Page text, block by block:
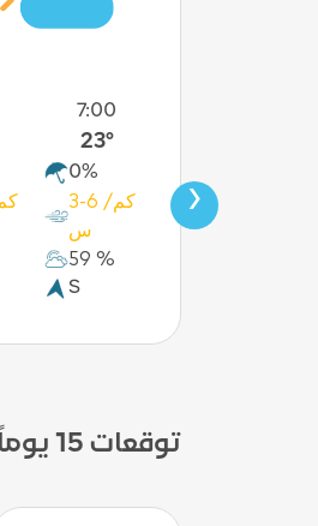
7:00
23°
0%
3-6 كم/
س
59 %
S
3-5 كم/
س
›
توقعات 15 يوماً